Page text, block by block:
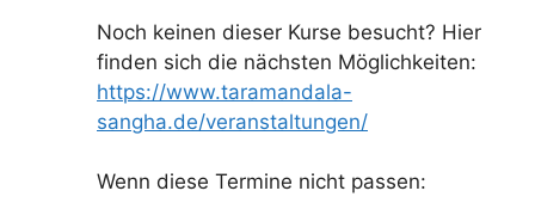
Noch keinen dieser Kurse besucht? Hier
finden sich die nächsten Möglichkeiten:
https://www.taramandala-
sangha.de/veranstaltungen/
Wenn diese Termine nicht passen: